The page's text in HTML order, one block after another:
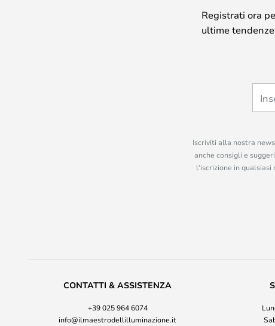
Registrati ora
ultime
Iscriviti alla nostra
anche consigli e
l’iscrizione in
CONTATTI & ASSISTENZA
+39 025 964 6074
info@ilmaestrodellilluminazione.it